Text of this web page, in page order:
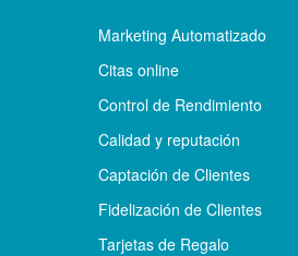
Marketing Automatizado
Citas online
Control de Rendimiento
Calidad y reputación
Captación de Clientes
Fidelización de Clientes
Tarjetas de Regalo